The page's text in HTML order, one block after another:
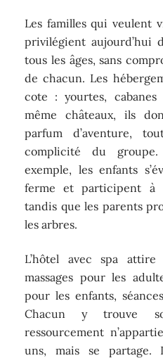
Les familles qui veulent
privilégient aujourd’hui
tous les âges, sans
de chacun. Les
cote : yourtes, cabanes
même châteaux, ils
parfum d’aventure,
complicité du
exemple, les enfants
ferme et participent à
tandis que les parents
les arbres.
L’hôtel avec spa
massages pour les
pour les enfants,
Chacun y trouve
ressourcement
uns, mais se partage.